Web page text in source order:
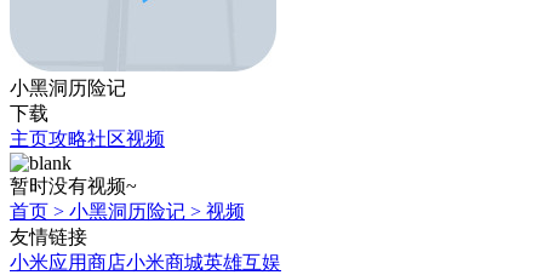
小黑洞历险记
下载
主页攻略社区视频
暂时没有视频~
首页 > 小黑洞历险记 > 视频
友情链接
小米应用商店小米商城英雄互娱